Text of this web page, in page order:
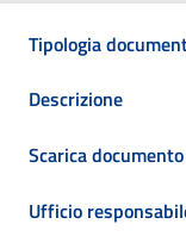
Tipologia
Descrizione
Scarica documento
Ufficio